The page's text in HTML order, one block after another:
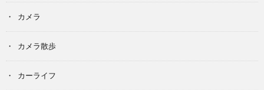
カメラ
カメラ散歩
カーライフ